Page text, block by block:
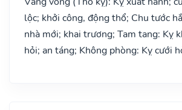
lộc; khởi công, động thổ; Chu tước
nhà mới; khai trương; Tam tang: Kỵ
hỏi; an táng; Không phòng: Kỵ cưới